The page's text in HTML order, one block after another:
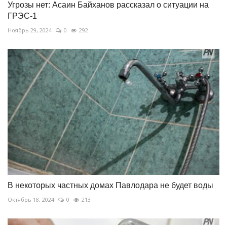
Угрозы нет: Асаин Байханов рассказал о ситуации на
ГРЭС-1
Ноябрь 29, 2024 0 292
В некоторых частных домах Павлодара не будет воды
Октябрь 18, 2024 0 213